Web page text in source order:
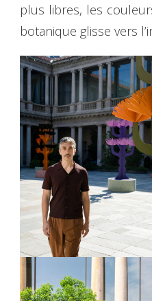
plus libres, les
botanique glisse vers